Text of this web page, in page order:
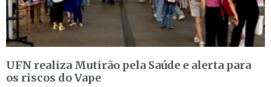
UFN realiza Mutirão pela Saúde e alerta para
os riscos do Vape